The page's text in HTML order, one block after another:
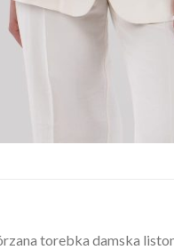
torebka damska